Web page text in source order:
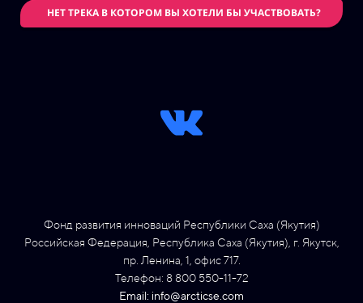
НЕТ ТРЕКА В КОТОРОМ ВЫ ХОТЕЛИ БЫ УЧАСТВОВАТЬ?
Фонд развития инноваций Республики Саха (Якутия)
Российская Федерация, Республика Саха (Якутия), г. Якутск,
пр. Ленина, 1, офис 717.
Телефон: 8 800 550-11-72
Email: info@arcticse.com